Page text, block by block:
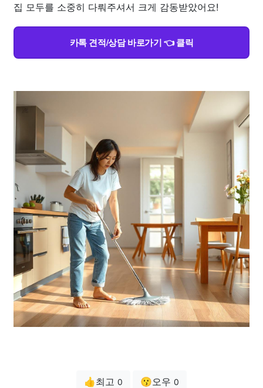
집 모두를 소중히 다뤄주셔서 크게 감동받았어요!
카톡 견적/상담 바로가기 👈 클릭
👍최고 0 😗오우 0